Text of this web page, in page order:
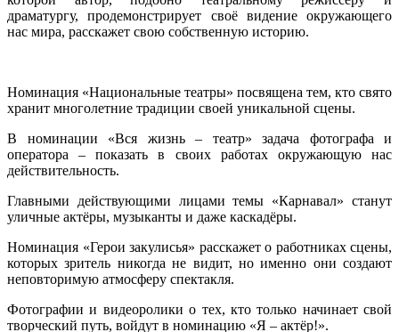
драматургу, продемонстрирует своё видение окружающего
нас мира, расскажет свою собственную историю.
Номинация «Национальные театры» посвящена тем, кто свято
хранит многолетние традиции своей уникальной сцены.
В номинации «Вся жизнь – театр» задача фотографа и
оператора – показать в своих работах окружающую нас
действительность.
Главными действующими лицами темы «Карнавал» станут
уличные актёры, музыканты и даже каскадёры.
Номинация «Герои закулисья» расскажет о работниках сцены,
которых зритель никогда не видит, но именно они создают
неповторимую атмосферу спектакля.
Фотографии и видеоролики о тех, кто только начинает свой
творческий путь, войдут в номинацию «Я – актёр!».